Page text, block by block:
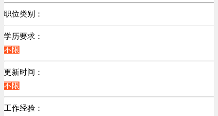
不限
职位类别：
不限
机械制造/仪器仪表类
计算机硬件类
销售管理类
计算机软件类
贸易/物流/仓储/采购类
客服及凯发娱乐网址的技术支持类
学历要求：
不限
更新时间：
不限
工作经验：